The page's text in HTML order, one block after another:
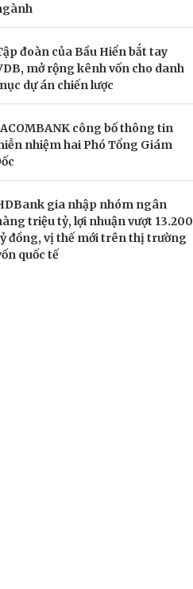
đoàn của Bầu Hiển bắt tay
mở rộng kênh vốn cho danh
dự án chiến lược
công bố thông tin
nhiệm hai Phó Tổng Giám
gia nhập nhóm ngân
triệu tỷ, lợi nhuận vượt 13.200
đồng, vị thế mới trên thị trường
quốc tế